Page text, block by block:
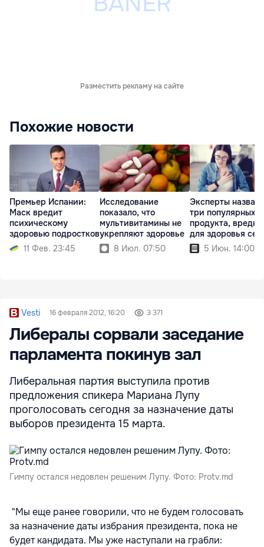
Разместить рекламу на сайте
Похожие новости
Премьер Испании:
Маск вредит
психическому
здоровью подростков
11 Фев. 23:45
Исследование
показало, что
мультивитамины не
укрепляют здоровье
8 Июл. 07:50
Эксперты
три популярных
продукта,
для здоровья
5 Июн. 14:00
Vesti 16 февраля 2012, 16:20 3 371
Либералы сорвали заседание
парламента покинув зал
Либеральная партия выступила против
предложения спикера Мариана Лупу
проголосовать сегодня за назначение даты
выборов президента 15 марта.
Гимпу остался недовлен решеним Лупу. Фото: Protv.md
"Мы еще ранее говорили, что не будем голосовать
за назначение даты избрания президента, пока не
будет кандидата. Мы уже наступали на грабли: